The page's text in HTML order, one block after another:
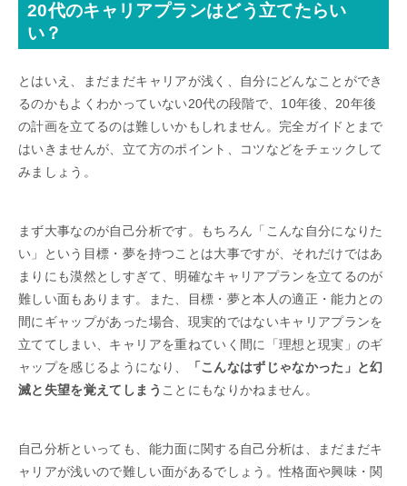
20代のキャリアプランはどう立てたらい
い？
とはいえ、まだまだキャリアが浅く、自分にどんなことができ
るのかもよくわかっていない20代の段階で、10年後、20年後
の計画を立てるのは難しいかもしれません。完全ガイドとまで
はいきませんが、立て方のポイント、コツなどをチェックして
みましょう。
まず大事なのが自己分析です。もちろん「こんな自分になりた
い」という目標・夢を持つことは大事ですが、それだけではあ
まりにも漠然としすぎて、明確なキャリアプランを立てるのが
難しい面もあります。また、目標・夢と本人の適正・能力との
間にギャップがあった場合、現実的ではないキャリアプランを
立ててしまい、キャリアを重ねていく間に「理想と現実」のギ
ャップを感じるようになり、
「こんなはずじゃなかった」と幻
滅と失望を覚えてしまう ことにもなりかねません。
自己分析といっても、能力面に関する自己分析は、まだまだキ
ャリアが浅いので難しい面があるでしょう。性格面や興味・関